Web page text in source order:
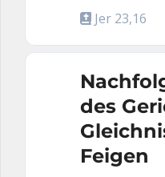
Jer 23,16
des
Feigen